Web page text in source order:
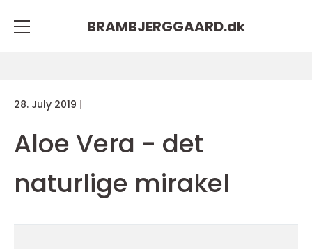
BRAMBJERGGAARD.dk
28. July 2019
Aloe Vera - det
naturlige mirakel